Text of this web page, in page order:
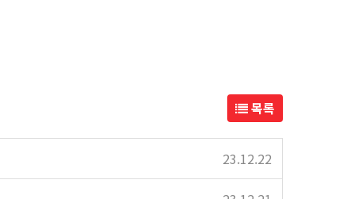
목록
23.12.22